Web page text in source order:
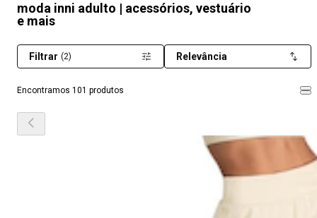
moda inni adulto | acessórios, vestuário
e mais
Encontramos 101 produtos
Filtrar (2) Relevância